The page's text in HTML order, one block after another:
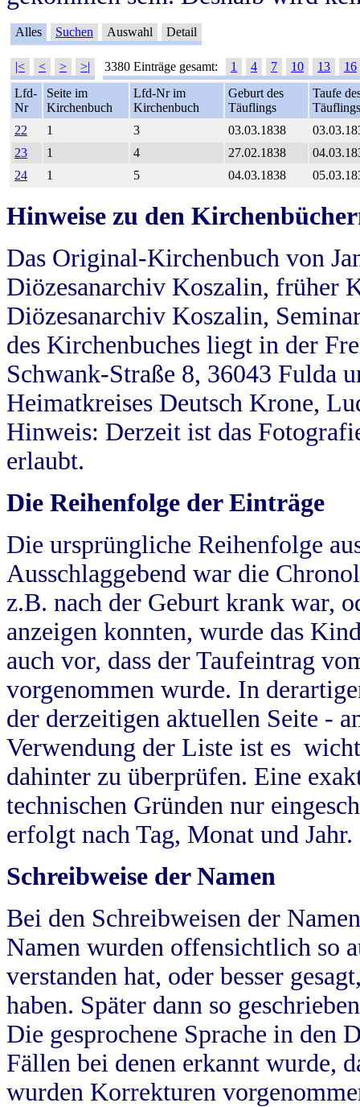
Alles Suchen Auswahl Detail
|< < > >| 3380 Einträge gesamt: 1 4 7 10 13
16
Lfd-
Nr
Seite im
Kirchenbuch
Lfd-Nr im
Kirchenbuch
Geburt des
Täuflings
Taufe
Täuflings
22
1 3 03.03.1838
23
1 4 27.02.1838
24
1 5 04.03.1838
Hinweise zu den
Das Original-Kirchenbuch von
Diözesanarchiv Koszalin, früher
Diözesanarchiv Koszalin,
des Kirchenbuches liegt in der
Schwank-Straße 8, 36043 Fulda
Heimatkreises Deutsch Krone,
Hinweis: Derzeit ist das
erlaubt.
Die Reihenfolge der Einträge
Die ursprüngliche Reihenfolge
Ausschlaggebend war die
z.B. nach der Geburt krank war,
anzeigen konnten, wurde das
auch vor, dass der Taufeintrag
vorgenommen wurde. In
der derzeitigen aktuellen Seite -
Verwendung der Liste ist es
dahinter zu überprüfen. Eine
technischen Gründen nur
erfolgt nach Tag, Monat und Jahr.
Schreibweise der Namen
Bei den Schreibweisen der
Namen wurden offensichtlich so
verstanden hat, oder besser
haben. Später dann so
Die gesprochene Sprache in
Fällen bei denen erkannt wurde,
wurden Korrekturen